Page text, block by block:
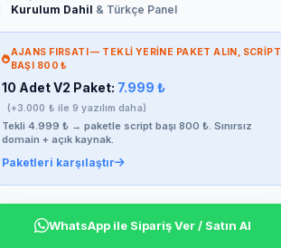
Kurulum Dahil & Türkçe Panel
AJANS FIRSATI — TEKLI YERINE PAKET ALIN, SCRIPT
BAŞI 800 ₺
10 Adet V2 Paket: 7.999 ₺
(+3.000 ₺ ile 9 yazılım daha)
Tekli 4.999 ₺ → paketle script başı 800 ₺. Sınırsız
domain + açık kaynak.
Paketleri karşılaştır
WhatsApp ile Sipariş Ver / Satın Al